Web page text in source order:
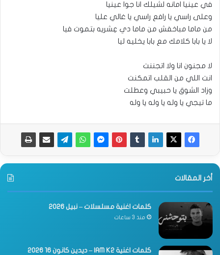
في عينيا امانه لشيلك انا جوا عينيا
وعلى راسي يا رافع راسي يا غالي عليا
من ماما مباخفش من ماما دي عِشريه بتموت فيا
لا يا بابا كلامك مع بابا يخليه ليا
لا مجنون انا ولا اتجننت
انت اللي من القلب اتمكنت
وزاد الشوق يا حبيبي وعطلت
ما تيجي يا وله يا وله يا وله
أخر المقالات
كلمات اغنية مسلسلات – نبيل 2026
منذ 3 ساعات
كلمات اغنية IAM K2 – ديدين كانون 16 2026